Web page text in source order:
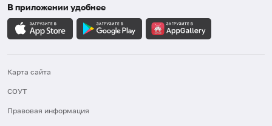
В приложении удобнее
Карта сайта
СОУТ
Правовая информация